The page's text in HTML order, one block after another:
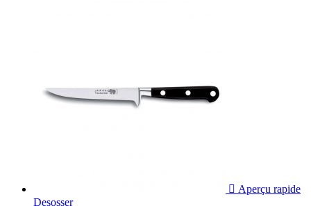
 Aperçu rapide
Desosser